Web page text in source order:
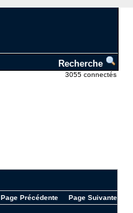
Recherche
3055 connectés
Page Suivante
Page Précédente